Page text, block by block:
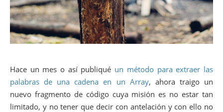
Hace un mes o así publiqué un método para extraer las
palabras de una cadena en un Array, ahora traigo un
nuevo fragmento de código cuya misión es no estar tan
limitado, y no tener que decir con antelación y con ello no